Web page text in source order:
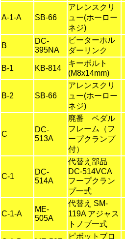
A-1-A SB-66
アレンスクリ
ュー(ホーロー
ネジ)
B
DC-
395NA
ビーターホル
ダーリンク
B-1 KB-814
キーボルト
(M8x14mm)
B-2 SB-66
アレンスクリ
ュー(ホーロー
ネジ)
C
DC-
513A
廃番 ペダル
フレーム（フ
ープクランプ
付）
C-1
DC-
514A
代替え部品
DC-514VCA
フープクラン
プ一式
C-1-A
ME-
505A
代替え SM-
119A アジャス
トノブ一式
ピボットブロ